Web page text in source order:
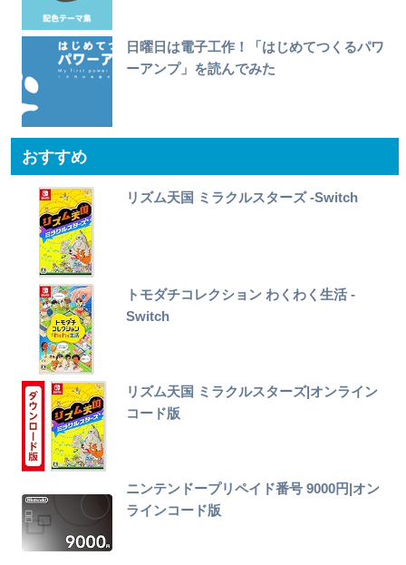
日曜日は電子工作！「はじめてつくるパワ
ーアンプ」を読んでみた
おすすめ
リズム天国 ミラクルスターズ -Switch
トモダチコレクション わくわく生活 -
Switch
リズム天国 ミラクルスターズ|オンライン
コード版
ニンテンドープリペイド番号 9000円|オン
ラインコード版